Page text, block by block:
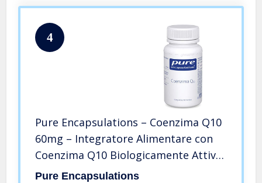
4
Pure Encapsulations – Coenzima Q10
60mg – Integratore Alimentare con
Coenzima Q10 Biologicamente Attivo
– 30 Capsule
Pure Encapsulations